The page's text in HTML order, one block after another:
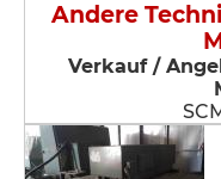
Andere
Verkauf /